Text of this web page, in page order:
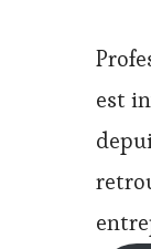
est